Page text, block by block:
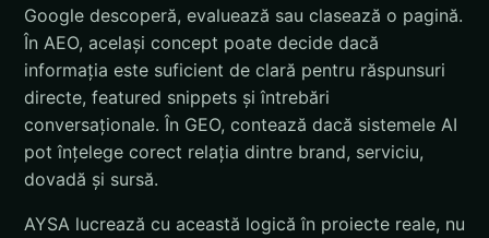
Google descoperă, evaluează sau clasează o pagină.
În AEO, același concept poate decide dacă
informația este suficient de clară pentru răspunsuri
directe, featured snippets și întrebări
conversaționale. În GEO, contează dacă sistemele AI
pot înțelege corect relația dintre brand, serviciu,
dovadă și sursă.
AYSA lucrează cu această logică în proiecte reale, nu